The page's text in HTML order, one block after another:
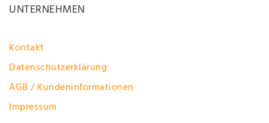
UNTERNEHMEN
Kontakt
Datenschutzerklärung
AGB / Kundeninformationen
Impressum